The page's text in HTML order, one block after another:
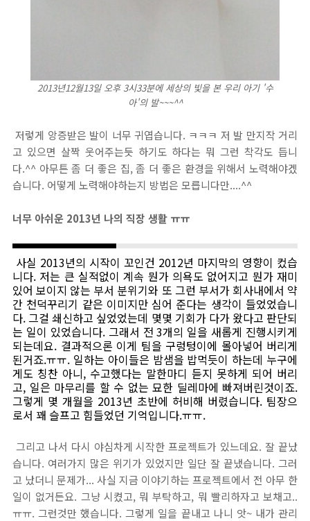
2013년12월13일 오후 3시33분에 세상의 빛을 본 우리 아기 '수
아'의 발~~~^^
저렇게 앙증받은 발이 너무 귀엽습니다. ㅋㅋㅋ 저 발 만지작 거리
고 있으면 살짝 웃어주는듯 하기도 하다는 뭐 그런 착각도 듭니
다.^^ 아무튼 좀 더 좋은 집, 좀 더 좋은 환경을 위해서 노력해야겠
습니다. 어떻게 노력해야하는지 방법은 모릅니다만....^^
너무 아쉬운 2013년 나의 직장 생활 ㅠㅠ
사실 2013년의 시작이 꼬인건 2012년 마지막의 영향이 컸습
니다. 저는 큰 실적없이 계속 뭔가 의욕도 없어지고 뭔가 재미
있어 보이지 않는 부서 분위기와 또 그런 부서가 회사내에서 약
간 천덕꾸리기 같은 이미지만 심어 준다는 생각이 들었었습니
다. 그걸 쇄신하고 싶었었는데 몇몇 기회가 다가 왔다고 판단되
는 일이 있었습니다. 그래서 전 3개의 일을 새롭게 진행시키게
되는데요. 결과적으론 이게 팀을 구렁텅이에 몰아넣어 버리게
된거죠.ㅠㅠ. 일하는 아이들은 밤샘을 밥먹듯이 하는데 누구에
게도 칭찬 아니, 수고했다는 말한마디 듣지 못하게 되어 버리
고, 일은 마무리를 할 수 없는 묘한 딜레마에 빠져버린것이죠.
그렇게 몇 개월을 2013년 초반에 허비해 버렸습니다. 팀장으
로서 꽤 슬프고 힘들었던 기억입니다.ㅠㅠ.
그리고 나서 다시 야심차게 시작한 프로젝트가 있느데요. 잘 끝났
습니다. 여러가지 많은 위기가 있었지만 일단 잘 끝냈습니다. 그러
고 났더니 문제가... 사실 지금 이야기하는 프로젝트에서 전 아무 한
일이 없거든요. 그냥 시켰고, 뭐 부탁하고, 뭐 빨리하자고 보채고..
ㅠㅠ. 그런것만 했습니다. 그렇게 일을 끝내고 나니 앗~ 내가 관리